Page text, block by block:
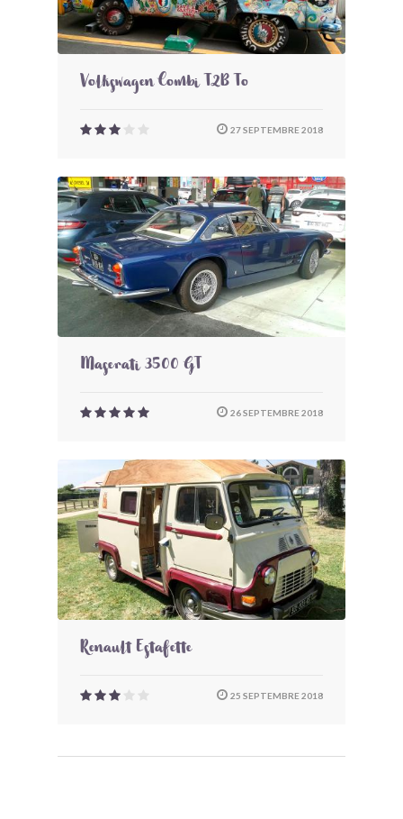
Volkswagen Combi T2B To
27 SEPTEMBRE 2018
Maserati 3500 GT
26 SEPTEMBRE 2018
Renault Estafette
25 SEPTEMBRE 2018